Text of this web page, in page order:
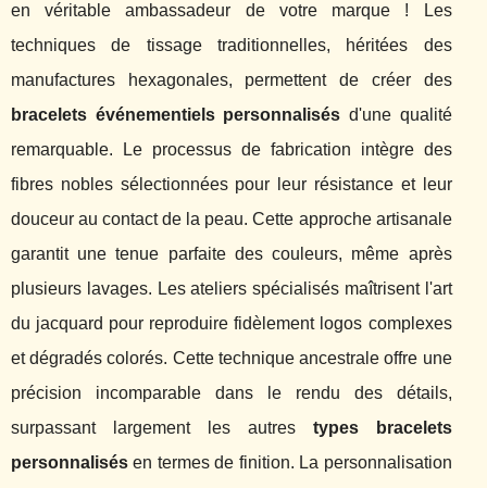
en véritable ambassadeur de votre marque ! Les
techniques de tissage traditionnelles, héritées des
manufactures hexagonales, permettent de créer des
bracelets événementiels personnalisés d'une qualité
remarquable. Le processus de fabrication intègre des
fibres nobles sélectionnées pour leur résistance et leur
douceur au contact de la peau. Cette approche artisanale
garantit une tenue parfaite des couleurs, même après
plusieurs lavages. Les ateliers spécialisés maîtrisent l'art
du jacquard pour reproduire fidèlement logos complexes
et dégradés colorés. Cette technique ancestrale offre une
précision incomparable dans le rendu des détails,
surpassant largement les autres types bracelets
personnalisés en termes de finition. La personnalisation